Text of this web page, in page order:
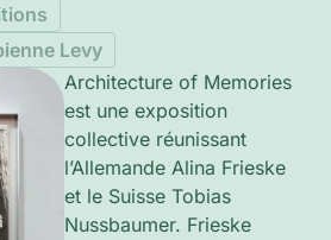
Levy
Architecture of Memories
est une exposition
collective réunissant
l’Allemande Alina Frieske
et le Suisse Tobias
Nussbaumer. Frieske